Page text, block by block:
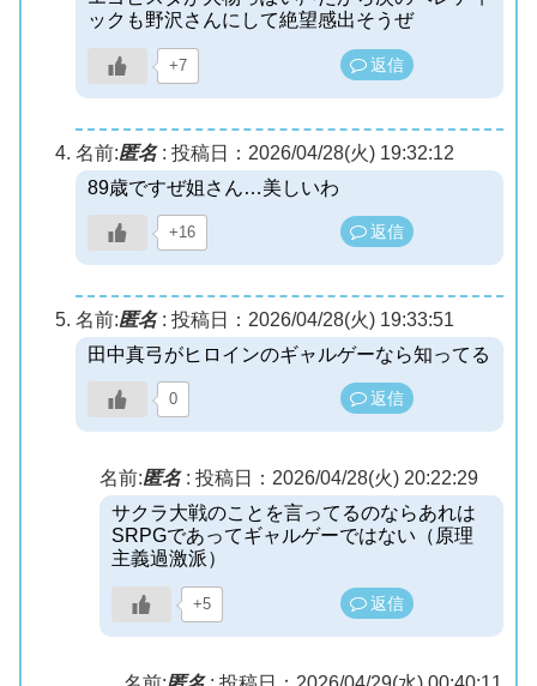
ックも野沢さんにして絶望感出そうぜ
+7 返信
名前:匿名: 投稿日：2026/04/28(火) 19:32:12
89歳ですぜ姐さん…美しいわ
+16 返信
名前:匿名: 投稿日：2026/04/28(火) 19:33:51
田中真弓がヒロインのギャルゲーなら知ってる
0 返信
名前:匿名: 投稿日：2026/04/28(火) 20:22:29
サクラ大戦のことを言ってるのならあれは
SRPGであってギャルゲーではない（原理
主義過激派）
+5 返信